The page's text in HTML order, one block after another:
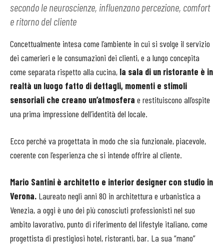
secondo le neuroscienze, influenzano percezione, comfort
e ritorno del cliente
Concettualmente intesa come l’ambiente in cui si svolge il servizio
dei camerieri e le consumazioni dei clienti, e a lungo concepita
come separata rispetto alla cucina, la sala di un ristorante è in
realtà un luogo fatto di dettagli, momenti e stimoli
sensoriali che creano un’atmosfera e restituiscono all’ospite
una prima impressione dell’identità del locale.
Ecco perché va progettata in modo che sia funzionale, piacevole,
coerente con l’esperienza che si intende offrire al cliente.
Mario Santini è architetto e interior designer con studio in
Verona. Laureato negli anni 80 in architettura e urbanistica a
Venezia, a oggi è uno dei più conosciuti professionisti nel suo
ambito lavorativo, punto di riferimento del lifestyle italiano, come
progettista di prestigiosi hotel, ristoranti, bar. La sua “mano”